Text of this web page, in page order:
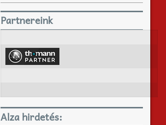
Partnereink
Alza hirdetés: